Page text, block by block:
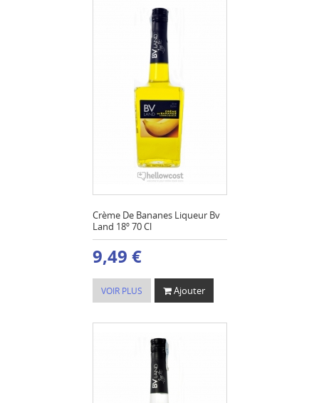
Crème De Bananes Liqueur Bv
Land 18º 70 Cl
9,49 €
VOIR PLUS Ajouter